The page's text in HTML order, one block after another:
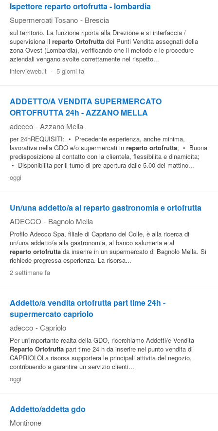
Ispettore reparto ortofrutta - lombardia
Supermercati Tosano - Brescia
sul territorio. La funzione riporta alla Direzione e si interfaccia /
supervisiona il reparto Ortofrutta dei Punti Vendita assegnati della
zona Ovest (Lombardia), verificando che il metodo e le procedure
aziendali vengano svolte correttamente nel rispetto...
intervieweb.it - 5 giorni fa
ADDETTO/A VENDITA SUPERMERCATO
ORTOFRUTTA 24h - AZZANO MELLA
adecco - Azzano Mella
per 24hREQUISITI: • Precedente esperienza, anche minima,
lavorativa nella GDO e/o supermercati in reparto ortofrutta; • Buona
predisposizione al contatto con la clientela, flessibilita e dinamicita;
• Disponibilita per il turno di pre-apertura dalle 5.00 del mattino...
oggi
Un/una addetto/a al reparto gastronomia e ortofrutta
ADECCO - Bagnolo Mella
Profilo Adecco Spa, filiale di Capriano del Colle, è alla ricerca di
un/una addetto/a alla gastronomia, al banco salumeria e al
reparto ortofrutta da inserire in un supermercato di Bagnolo Mella. Si
richiede pregressa esperienza. La risorsa...
2 settimane fa
Addetto/a vendita ortofrutta part time 24h -
supermercato capriolo
adecco - Capriolo
Per un'importante realta della GDO, ricerchiamo Addetti/e Vendita
Reparto Ortofrutta part time 24 h da inserire nel punto vendita di
CAPRIOLOLa risorsa supportera le principali attivita del negozio,
contribuendo a garantire un servizio clienti...
oggi
Addetto/addetta gdo
Montirone